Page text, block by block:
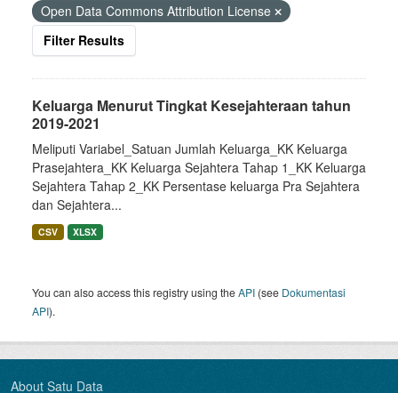
Open Data Commons Attribution License
Filter Results
Keluarga Menurut Tingkat Kesejahteraan tahun
2019-2021
Meliputi Variabel_Satuan Jumlah Keluarga_KK Keluarga
Prasejahtera_KK Keluarga Sejahtera Tahap 1_KK Keluarga
Sejahtera Tahap 2_KK Persentase keluarga Pra Sejahtera
dan Sejahtera...
CSV XLSX
You can also access this registry using theAPI (see Dokumentasi
API).
About Satu Data